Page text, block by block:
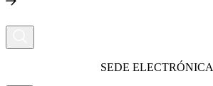
SEDE ELECTRÓNICA